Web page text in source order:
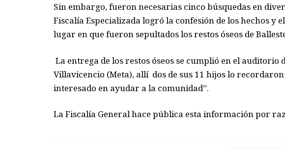
Sin embargo, fueron necesarias cinco búsquedas en
Fiscalía Especializada logró la confesión de los hechos y
lugar en que fueron sepultados los restos óseos de
La entrega de los restos óseos se cumplió en el auditorio
Villavicencio (Meta), allí dos de sus 11 hijos lo
interesado en ayudar a la comunidad”.
La Fiscalía General hace pública esta información por